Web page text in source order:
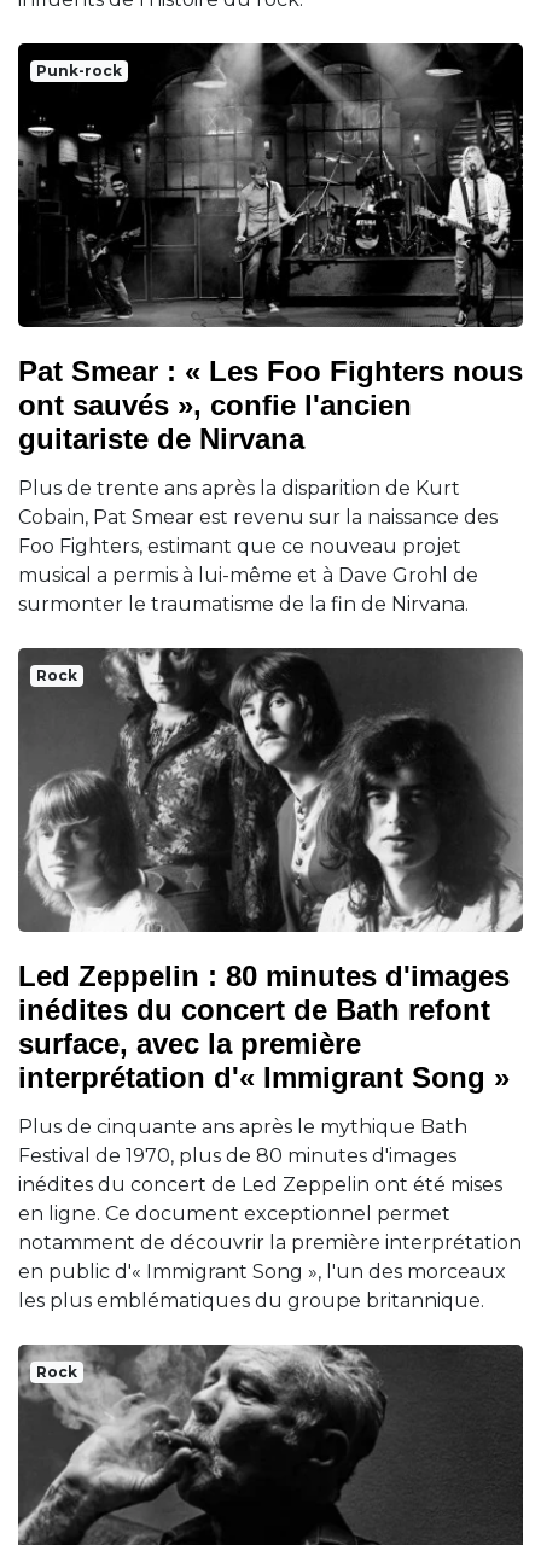
Punk-rock
Pat Smear : « Les Foo Fighters nous
ont sauvés », confie l'ancien
guitariste de Nirvana
Plus de trente ans après la disparition de Kurt
Cobain, Pat Smear est revenu sur la naissance des
Foo Fighters, estimant que ce nouveau projet
musical a permis à lui-même et à Dave Grohl de
surmonter le traumatisme de la fin de Nirvana.
Rock
Led Zeppelin : 80 minutes d'images
inédites du concert de Bath refont
surface, avec la première
interprétation d'« Immigrant Song »
Plus de cinquante ans après le mythique Bath
Festival de 1970, plus de 80 minutes d'images
inédites du concert de Led Zeppelin ont été mises
en ligne. Ce document exceptionnel permet
notamment de découvrir la première interprétation
en public d'« Immigrant Song », l'un des morceaux
les plus emblématiques du groupe britannique.
Rock